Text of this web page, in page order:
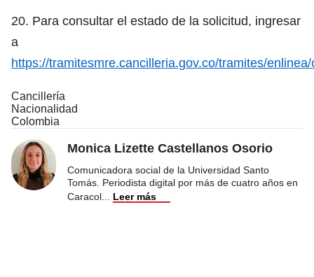
20. Para consultar el estado de la solicitud, ingresar
a
https://tramitesmre.cancilleria.gov.co/tramites/
Cancillería
Nacionalidad
Colombia
Monica Lizette Castellanos Osorio
Comunicadora social de la Universidad Santo
Tomás. Periodista digital por más de cuatro años en
Caracol
Leer más